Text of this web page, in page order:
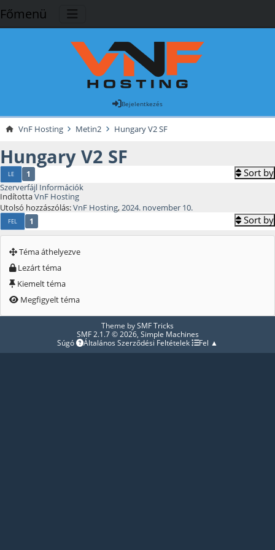
Főmenü
Bejelentkezés
VnF Hosting Metin2 Hungary V2 SF
Hungary V2 SF
LE 1 Sort by
Szerverfájl Információk
IndítottaVnF Hosting
Utolsó hozzászólás:VnF Hosting,2024. november 10.
FEL 1 Sort by
Téma áthelyezve
Lezárt téma
Kiemelt téma
Megfigyelt téma
Theme bySMF Tricks
SMF 2.1.7 © 2026, Simple Machines
Súgó
Általános Szerződési Feltételek Fel ▲